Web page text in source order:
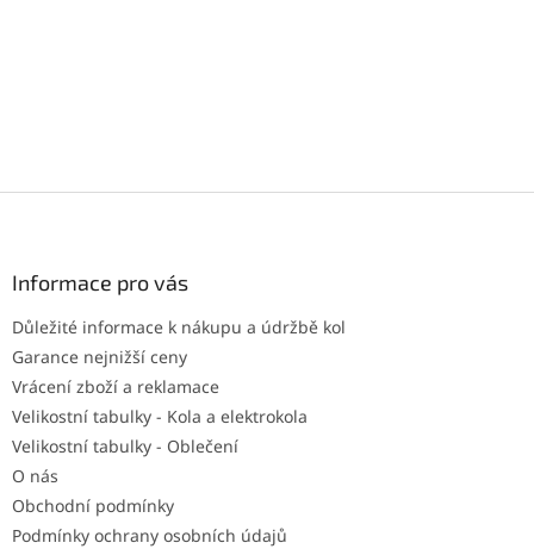
Informace pro vás
Důležité informace k nákupu a údržbě kol
Garance nejnižší ceny
Vrácení zboží a reklamace
Velikostní tabulky - Kola a elektrokola
Velikostní tabulky - Oblečení
O nás
Obchodní podmínky
Podmínky ochrany osobních údajů